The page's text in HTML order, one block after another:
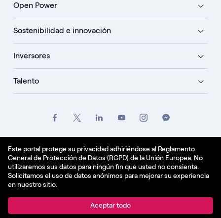
Este portal protege su privacidad adhiriéndose al Reglamento
General de Protección de Datos (RGPD) de la Unión Europea. No
utilizaremos sus datos para ningún fin que usted no consienta.
Solicitamos el uso de datos anónimos para mejorar su experiencia
en nuestro sitio.
Aceptar todo
Open Power
Sostenibilidad e innovación
Inversores
Talento
Política de cookies
Español - ES
© Enel Spa All Rights Reserved Enel Spa VAT code